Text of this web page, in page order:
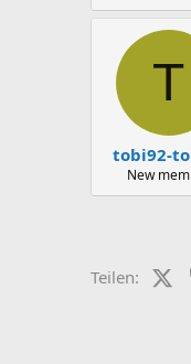
T
tobi92-
New
Teilen: